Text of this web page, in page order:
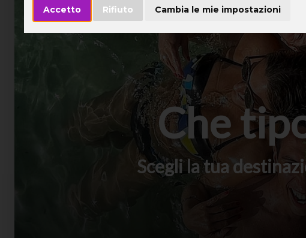
Accetto Rifiuto Cambia le mie impostazioni
Che
Scegli la tua